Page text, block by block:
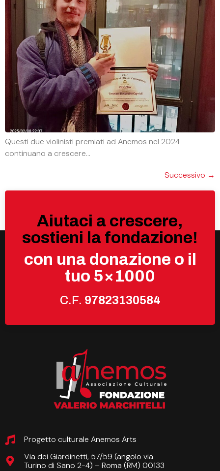
Questi due violinisti premiati ad Anemos nel 2024
continuano a crescere…
Successivo →
Aiutaci a crescere,
sostieni la fondazione!
con una donazione o il
tuo 5×1000
C.F. 97823130584
Progetto culturale Anemos Arts
Via dei Giardinetti, 57/59 (angolo via
Turino di Sano 2-4) – Roma (RM) 00133